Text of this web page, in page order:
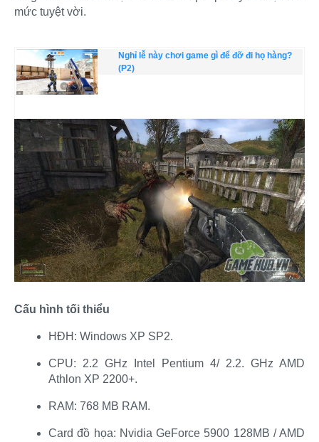
mức tuyệt vời.
Nghỉ lễ này chơi game gì để đỡ đi họ hàng?
(P2)
Cấu hình tối thiểu
HĐH: Windows XP SP2.​
CPU: 2.2 GHz Intel Pentium 4/ 2.2. GHz AMD
Athlon XP 2200+.​
RAM: 768 MB RAM.​
Card đồ họa: Nvidia GeForce 5900 128MB / AMD